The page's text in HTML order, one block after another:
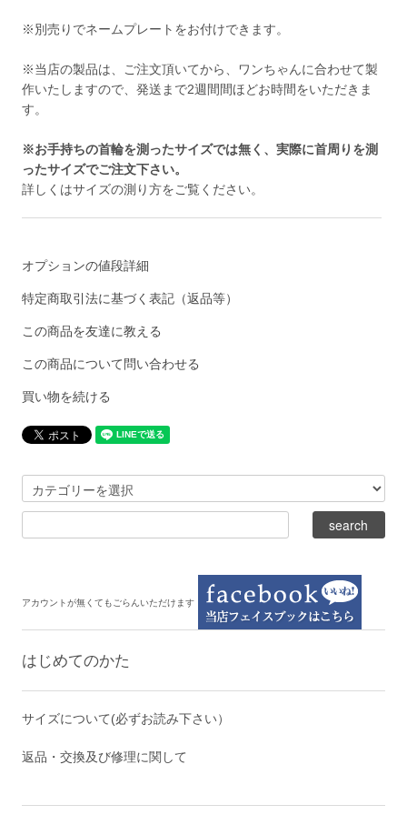
※別売りでネームプレート をお付けできます。
※当店の製品は、ご注文頂いてから、ワンちゃんに合わせて製
作いたしますので、発送まで2週間間ほどお時間をいただきま
す。
※お手持ちの首輪を測ったサイズでは無く、実際に首周りを測
ったサイズでご注文下さい。
詳しくはサイズの測り方をご覧ください。
オプションの値段詳細
特定商取引法に基づく表記（返品等）
この商品を友達に教える
この商品について問い合わせる
買い物を続ける
アカウントが無くてもごらんいただけます
はじめてのかた
サイズについて(必ずお読み下さい）
返品・交換及び修理に関して